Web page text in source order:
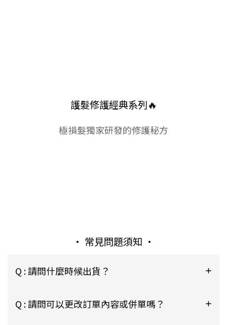
護髮修護經典系列🔥
極損髮獨家研發的修護秘方
• 常見問題須知 •
Q : 請問什麼時候出貨？
Q : 請問可以更改訂單內容或併單嗎？